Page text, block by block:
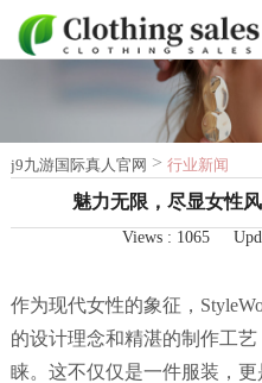
j9九游国际真人官网 > 行业新闻
魅力无限，尽显女性
Views : 1065
作为现代女性的象征，
的设计理念和精湛的制作工
睐。这不仅仅是一件服装，